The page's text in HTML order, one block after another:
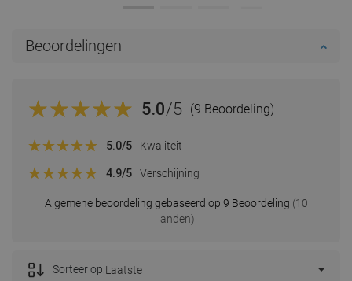
Beoordelingen
5.0/5 (9 Beoordeling)
Algemene beoordeling gebaseerd op 9 Beoordeling (10
landen)
5.0/5 Kwaliteit
4.9/5 Verschijning
Sorteer op:Laatste